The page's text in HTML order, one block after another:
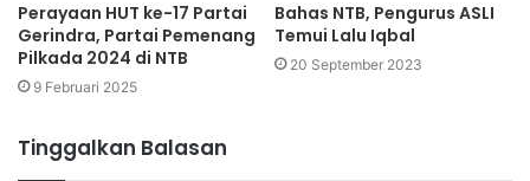
Perayaan HUT ke-17 Partai
Gerindra, Partai Pemenang
Pilkada 2024 di NTB
9 Februari 2025
Bahas NTB, Pengurus ASLI
Temui Lalu Iqbal
20 September 2023
Tinggalkan Balasan